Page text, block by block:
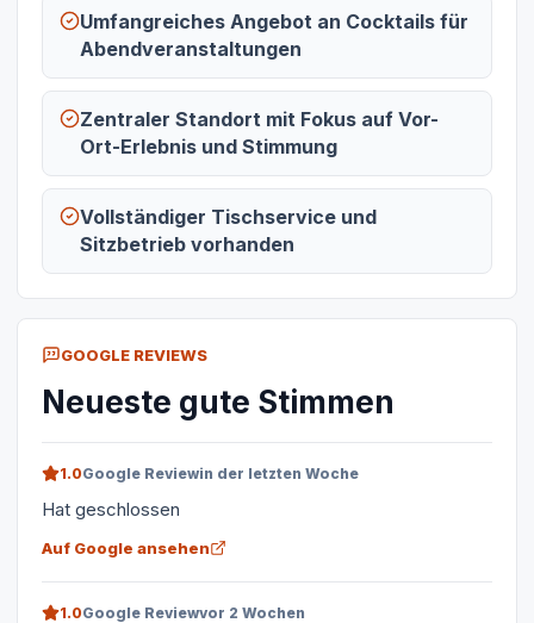
Umfangreiches Angebot an Cocktails für
Abendveranstaltungen
Zentraler Standort mit Fokus auf Vor-
Ort-Erlebnis und Stimmung
Vollständiger Tischservice und
Sitzbetrieb vorhanden
GOOGLE REVIEWS
Neueste gute Stimmen
1.0Google Reviewin der letzten Woche
Hat geschlossen
Auf Google ansehen
1.0Google Reviewvor 2 Wochen